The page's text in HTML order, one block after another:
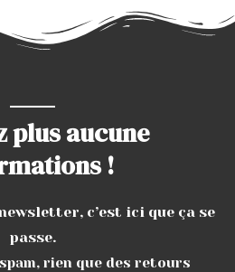
plus aucune
!
c’est ici que ça se
passe.
rien que des retours